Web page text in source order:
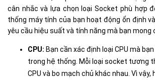
cân nhắc và lựa chọn loại Socket phù hợp
thống máy tính của bạn hoạt động ổn định
yêu cầu hiệu suất và tính năng mà bạn mong
CPU: Bạn cần xác định loại CPU mà
trong hệ thống. Mỗi loại socket tương
CPU và bo mạch chủ khác nhau. Vì vậy,